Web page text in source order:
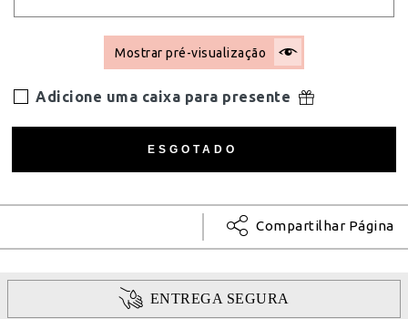
Mostrar pré-visualização
Adicione uma caixa para presente
Compartilhar Página
ENTREGA SEGURA